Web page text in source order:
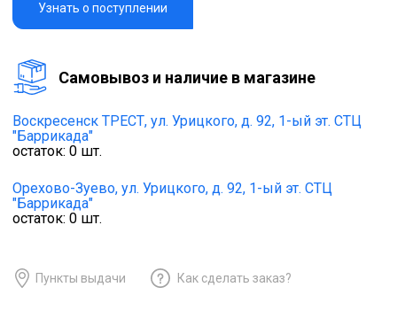
Узнать о поступлении
Cамовывоз и наличие в магазине
Воскресенск ТРЕСТ, ул. Урицкого, д. 92, 1-ый эт. СТЦ
"Баррикада"
остаток: 0 шт.
Орехово-Зуево, ул. Урицкого, д. 92, 1-ый эт. СТЦ
"Баррикада"
остаток: 0 шт.
Пункты выдачи Как сделать заказ?